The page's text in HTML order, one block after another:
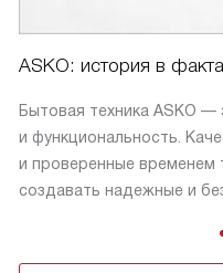
ASKO: история в
Бытовая техника ASKO
и функциональность.
и проверенные временем
создавать надежные и